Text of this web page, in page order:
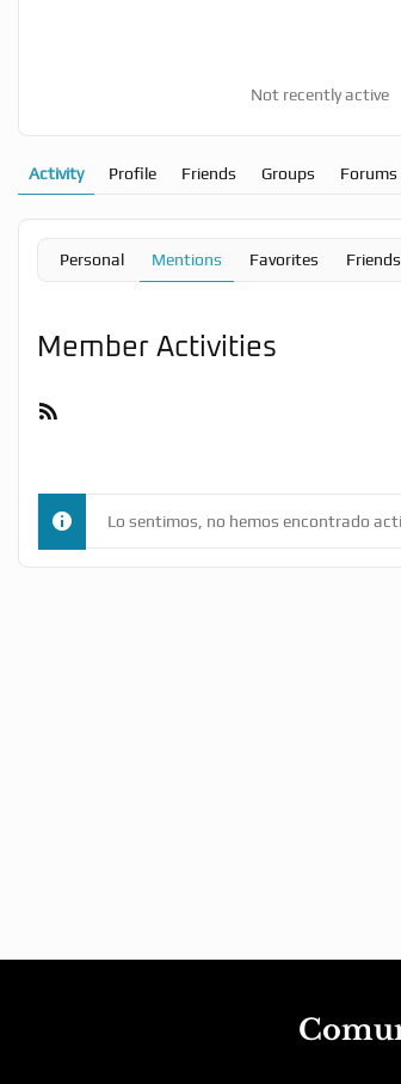
Not recently active
Activity Profile Friends Groups Forums
Personal Mentions Favorites Friends
Member Activities
Lo sentimos, no hemos encontrado